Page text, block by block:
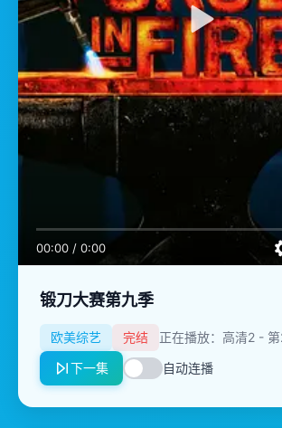
00:00 / 0:00
锻刀大赛第九季
欧美综艺 完结
正在播放：高清2 -
下一集
自动连播